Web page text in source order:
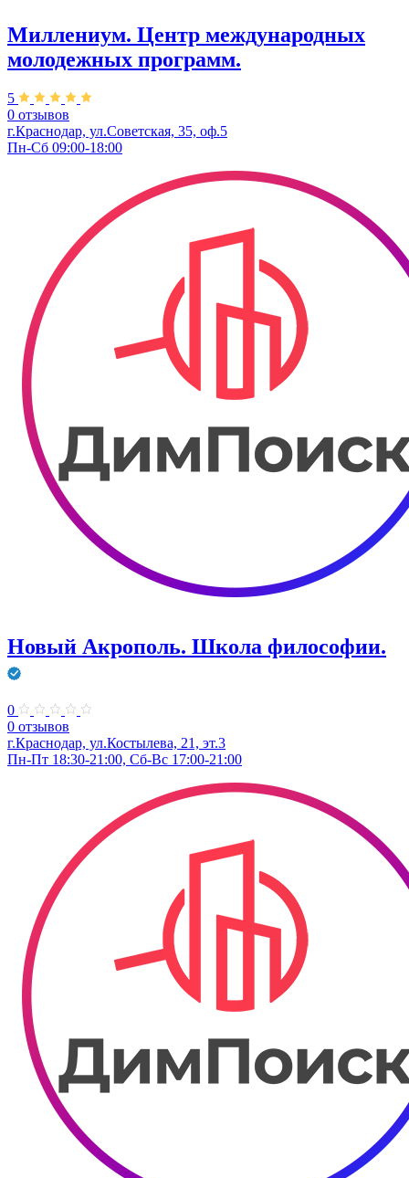
Миллениум. Центр международных
молодежных программ.
5
0 отзывов
г.Краснодар, ул.Советская, 35, оф.5
Пн-Сб 09:00-18:00
Новый Акрополь. Школа философии.
0
0 отзывов
г.Краснодар, ул.Костылева, 21, эт.3
Пн-Пт 18:30-21:00, Сб-Вс 17:00-21:00